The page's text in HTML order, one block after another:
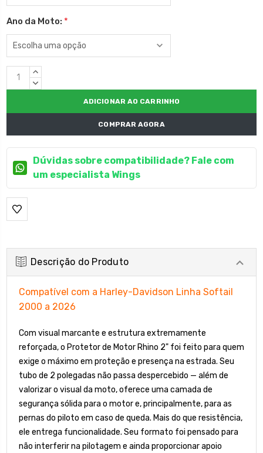
Ano da Moto: *
EstoqueQUANTIDADE
CRESCENTE:
QUANTIDADE
COMPRAR AGORA
Dúvidas sobre compatibilidade? Fale com
um especialista Wings
Descrição do Produto
Compatível com a Harley-Davidson Linha Softail
2000 a 2026
Com visual marcante e estrutura extremamente
reforçada, o Protetor de Motor Rhino 2" foi feito para quem
exige o máximo em proteção e presença na estrada. Seu
tubo de 2 polegadas não passa despercebido — além de
valorizar o visual da moto, oferece uma camada de
segurança sólida para o motor e, principalmente, para as
pernas do piloto em caso de queda. Mais do que resistência,
ele entrega funcionalidade. Seu formato foi pensado para
não interferir na pilotagem e ainda proporcionar apoio